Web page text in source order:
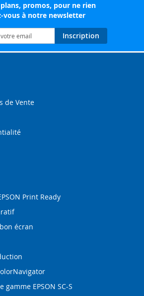
promos, pour ne rien
vous à notre newsletter
Inscription
de Vente
Print Ready
écran
EPSON SC-S